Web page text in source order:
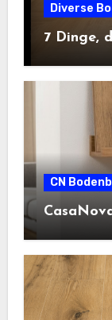
Diverse
7 Dinge,
CN